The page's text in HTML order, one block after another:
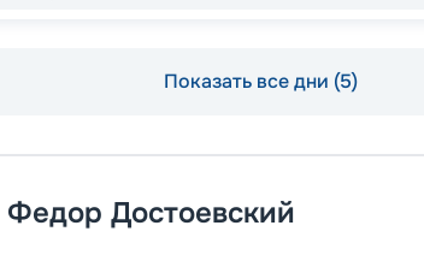
Показать все дни (5)
Федор Достоевский